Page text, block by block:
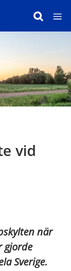
vid
när
gjorde
Sverige.